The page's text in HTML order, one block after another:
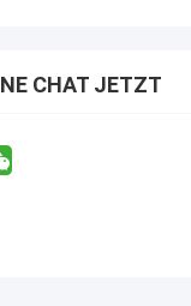
CHAT JETZT